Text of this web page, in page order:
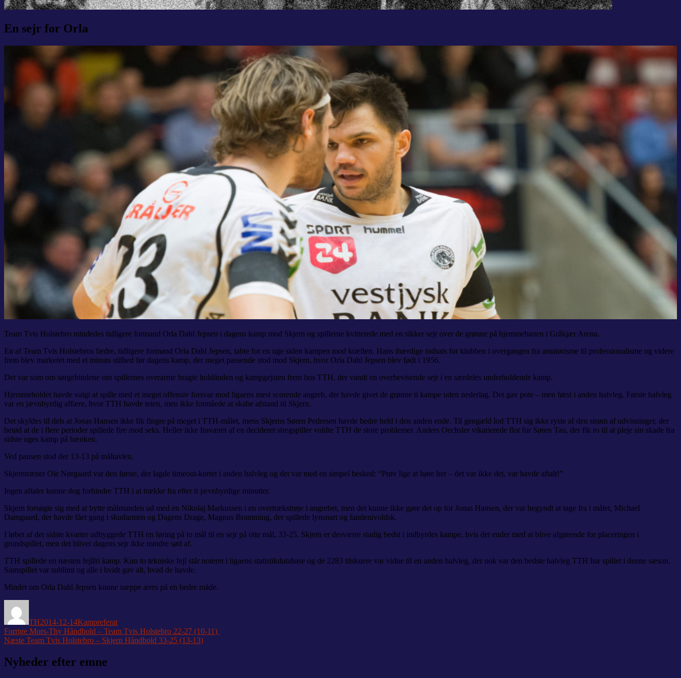
En sejr for Orla
Team Tvis Holstebro mindedes tidligere formand Orla Dahl Jepsen i dagens kamp mod Skjern og spillerne kvitterede med en sikker sejr over de grønne på hjemmebanen i Gråkjær Arena.
En af Team Tvis Holstebros fædre, tidligere formand Orla Dahl Jepsen, tabte for en uge siden kampen mod kræften. Hans ihærdige indsats for klubben i overgangen fra amatørisme til professionalisme og videre
frem blev markeret med et minuts stilhed før dagens kamp, der meget passende stod mod Skjern, hvor Orla Dahl Jepsen blev født i 1956.
Det var som om sørgebindene om spillernes overarme bragte holdånden og kampgejsten frem hos TTH, der vandt en overbevisende sejr i en særdeles underholdende kamp.
Hjemmeholdet havde valgt at spille med et meget offensiv forsvar mod ligaens mest scorende angreb, der havde givet de grønne ti kampe uden nederlag. Det gav pote – men først i anden halvleg. Første halvleg
var en jævnbyrdig affære, hvor TTH havde teten, men ikke formåede at skabe afstand til Skjern.
Det skyldes til dels at Jonas Hansen ikke fik fingre på meget i TTH-målet, mens Skjerns Søren Pedersen havde bedre held i den anden ende. Til gengæld lod TTH sig ikke ryste af den strøm af udvisninger, der
betød at de i flere perioder spillede fire mod seks. Heller ikke fraværet af en decideret stregspiller voldte TTH de store problemer. Anders Oechsler vikarierede flot for Søren Tau, der fik ro til at pleje sin skade fra
sidste uges kamp på bænken.
Ved pausen stod der 13-13 på måltavlen.
Skjerntræner Ole Nørgaard var den første, der lagde timeout-kortet i anden halvleg og det var med en simpel besked: “Prøv lige at høre her – det var ikke det, var havde aftalt!”
Ingen aftaler kunne dog forhindre TTH i at trække fra efter ti jævnbyrdige minutter.
Skjern forsøgte sig med at bytte målmanden ud med en Nikolaj Markussen i en overtrækstrøje i angrebet, men det kunne ikke gøre det op for Jonas Hansen, der var begyndt at tage fra i målet, Michael
Damgaard, der havde fået gang i skudarmen og Dagens Drage, Magnus Bramming, der spillede lynsnart og fandenivoldsk.
I løbet af det sidste kvarter udbyggede TTH en føring på to mål til en sejr på otte mål, 33-25. Skjern er desværre stadig bedst i indbyrdes kampe, hvis det ender med at blive afgørende for placeringen i
grundspillet, men det bliver dagens sejr ikke mindre sød af.
TTH spillede en næsten fejlfri kamp. Kun to tekniske fejl står noteret i ligaens statistikdatabase og de 2283 tilskuere var vidne til en anden halvleg, der nok var den bedste halvleg TTH har spillet i denne sæson.
Samspillet var sublimt og alle i hvidt gav alt, hvad de havde.
Mindet om Orla Dahl Jepsen kunne næppe æres på en bedre måde.
TH2014-12-14Kampreferat
Indlægsnavigation
Forrige Forrige
indlæg:
Mors-Thy Håndbold – Team Tvis Holstebro 22-27 (10-11)
Næste Næste
Team Tvis Holstebro – Skjern Håndbold 33-25 (13-13)
Nyheder efter emne